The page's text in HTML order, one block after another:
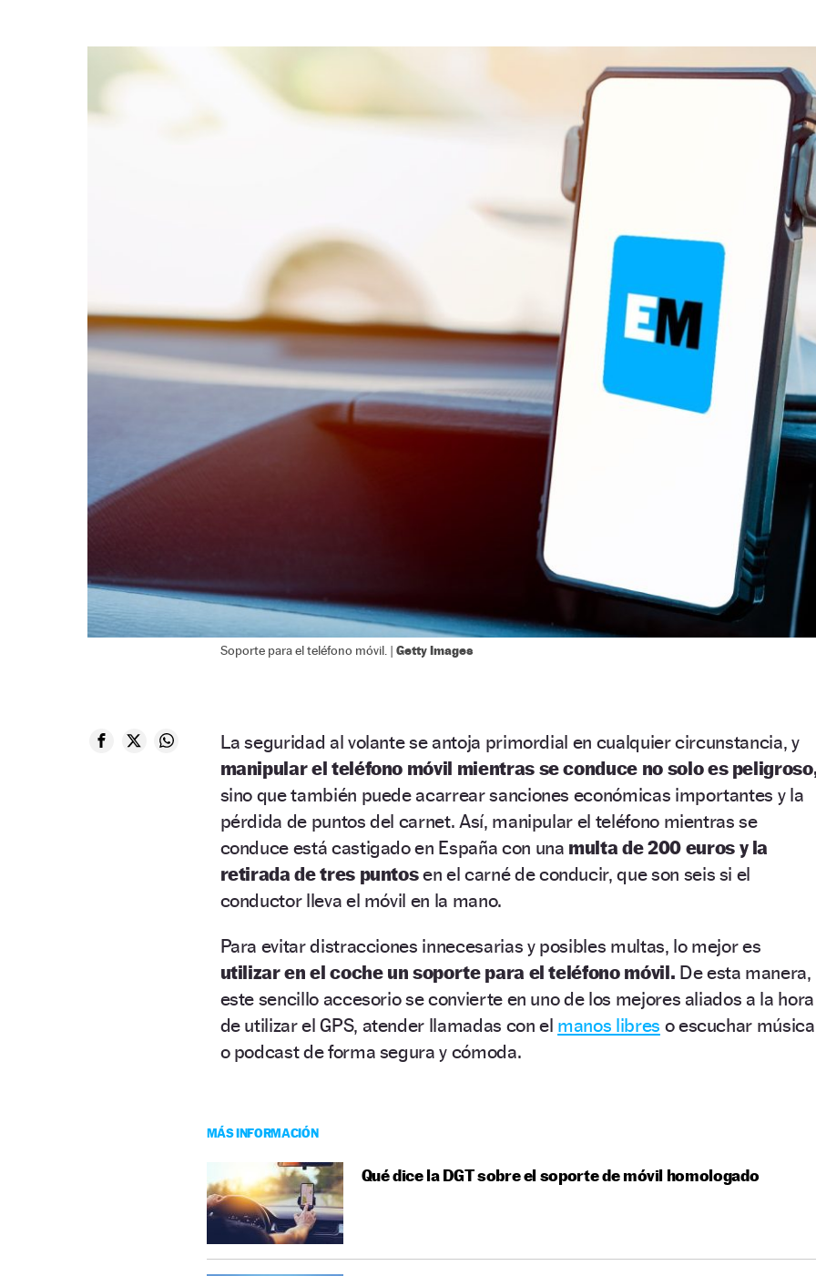
Soporte para el teléfono móvil. | Getty Images
La seguridad al volante se antoja primordial en cualquier circunstancia, y
manipular el teléfono móvil mientras se conduce no solo es
sino que también puede acarrear sanciones económicas importantes y la
pérdida de puntos del carnet. Así, manipular el teléfono mientras se
conduce está castigado en España con una multa de 200 euros y la
retirada de tres puntosen el carné de conducir, que son seis si el
conductor lleva el móvil en la mano.
Para evitar distracciones innecesarias y posibles multas, lo mejor es
utilizar en el coche un soporte para el teléfono móvil. De esta manera,
este sencillo accesorio se convierte en uno de los mejores aliados a la hora
de utilizar el GPS, atender llamadas con el manos libres o escuchar música
o podcast de forma segura y cómoda.
MÁS INFORMACIÓN
Qué dice la DGT sobre el soporte de móvil homologado